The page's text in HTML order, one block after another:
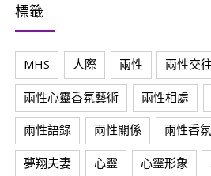
標籤
MHS 人際 兩性 兩性交往
兩性心靈香氛藝術 兩性相處
兩性語錄 兩性關係 兩性香
夢翔夫妻 心靈 心靈形象